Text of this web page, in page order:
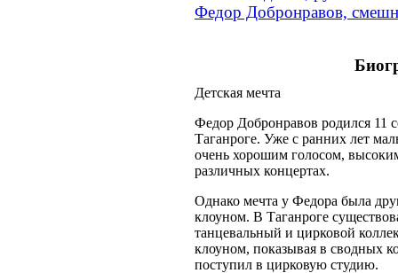
Федор Добронравов,
Детская мечта
Федор Добронравов родился 11
Таганроге. Уже с ранних лет
очень хорошим голосом,
различных концертах.
Однако мечта у Федора была
клоуном. В Таганроге
танцевальный и цирковой
клоуном, показывая в сводных
поступил в цирковую студию.